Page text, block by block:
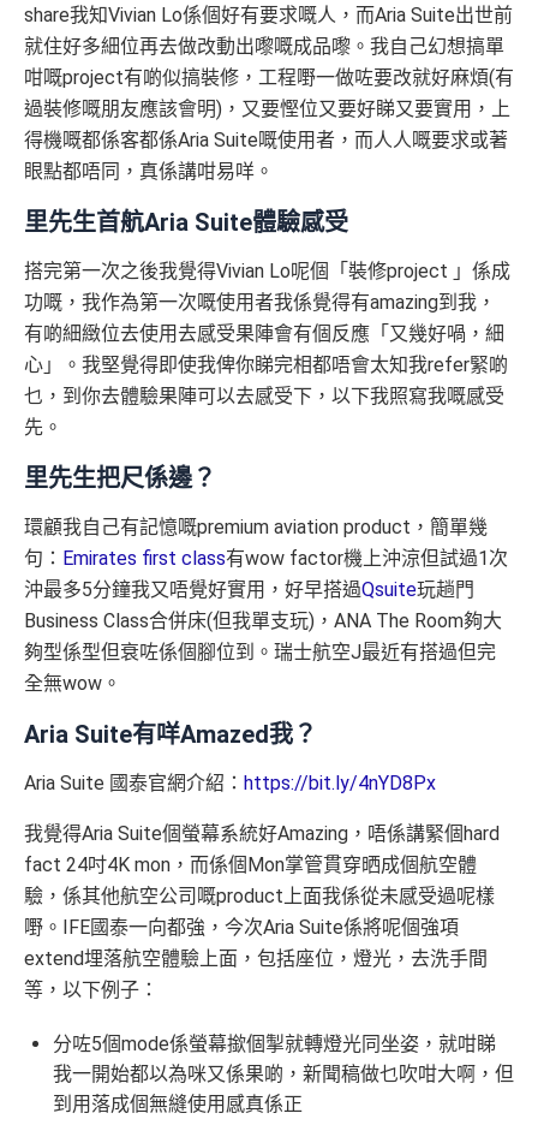
share我知Vivian Lo係個好有要求嘅人，而Aria Suite出世前
就住好多細位再去做改動出嚟嘅成品嚟。我自己幻想搞單
咁嘅project有啲似搞裝修，工程嘢一做咗要改就好麻煩(有
過裝修嘅朋友應該會明)，又要慳位又要好睇又要實用，上
得機嘅都係客都係Aria Suite嘅使用者，而人人嘅要求或著
眼點都唔同，真係講咁易咩。
里先生首航Aria Suite體驗感受
搭完第一次之後我覺得Vivian Lo呢個「裝修project 」係成
功嘅，我作為第一次嘅使用者我係覺得有amazing到我，
有啲細緻位去使用去感受果陣會有個反應「又幾好喎，細
心」。我堅覺得即使我俾你睇完相都唔會太知我refer緊啲
乜，到你去體驗果陣可以去感受下，以下我照寫我嘅感受
先。
里先生把尺係邊？
環顧我自己有記憶嘅premium aviation product，簡單幾
句： Emirates first class有wow factor機上沖涼但試過1次
沖最多5分鐘我又唔覺好實用，好早搭過Qsuite玩趟門
Business Class合併床(但我單支玩)，ANA The Room夠大
夠型係型但衰咗係個腳位到。瑞士航空J最近有搭過但完
全無wow。
Aria Suite有咩Amazed我？
Aria Suite 國泰官網介紹： https://bit.ly/4nYD8Px
我覺得Aria Suite個螢幕系統好Amazing，唔係講緊個hard
fact 24吋4K mon，而係個Mon掌管貫穿晒成個航空體
驗，係其他航空公司嘅product上面我係從未感受過呢樣
嘢。IFE國泰一向都強，今次Aria Suite係將呢個強項
extend埋落航空體驗上面，包括座位，燈光，去洗手間
等，以下例子：
分咗5個mode係螢幕撳個掣就轉燈光同坐姿，就咁睇
我一開始都以為咪又係果啲，新聞稿做乜吹咁大啊，但
到用落成個無縫使用感真係正